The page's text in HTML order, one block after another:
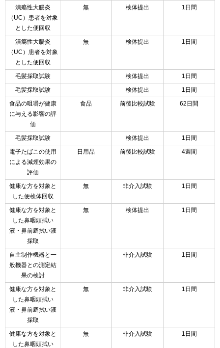
潰瘍性大腸炎
（UC）患者を対象
とした便回収
無 検体提出 1日間
潰瘍性大腸炎
（UC）患者を対象
とした便回収
無 検体提出 1日間
毛髪採取試験 検体提出
1日間
毛髪採取試験
検体提出
1日間
食品の咀嚼が健康
に与える影響の評
価
食品 前後比較試験 62日間
毛髪採取試験 検体提出
1日間
電子たばこの使用
による減煙効果の
評価
日用品 前後比較試験 4週間
健康な方を対象と
した便検体回収
無 非介入試験 1日間
健康な方を対象と
した鼻咽頭拭い
液・鼻前庭拭い液
採取
無 検体提出 1日間
自主制作機器と一
般機器との測定結
果の検討
非介入試験 1日間
健康な方を対象と
した鼻咽頭拭い
液・鼻前庭拭い液
採取
無 非介入試験 1日間
健康な方を対象と
した鼻咽頭拭い
無 非介入試験 1日間